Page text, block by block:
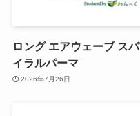
ロング エアウェーブ スパ
イラルパーマ
2026年7月26日